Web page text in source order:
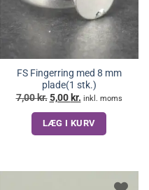
FS Fingerring med 8 mm
plade(1 stk.)
7,00kr. Den
oprindelige
pris
var:
7,00 kr..
5,00 kr.Den
aktuelle
pris
er:
5,00 kr..
inkl. moms
LÆG I KURV